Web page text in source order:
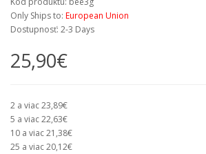
Only Ships to: European Union
Dostupnosť: 2-3 Days
25,90€
2 a viac 23,89€
5 a viac 22,63€
10 a viac 21,38€
25 a viac 20,12€